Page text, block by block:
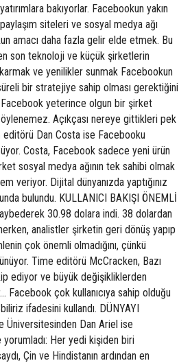
bakıyorlar. Facebookun yakın
siteleri ve sosyal medya ağı
amacı daha fazla gelir elde etmek. Bu
son teknoloji ve küçük şirketlerin
ve yenilikler sunmak Facebookun
bir stratejiye sahip olması gerektiğini
yeterince olgun bir şirket
Açıkçası nereye gittikleri pek
Dan Costa ise Facebooku
Costa, Facebook sadece yeni ürün
sosyal medya ağının tek sahibi olmak
veriyor. Dijital dünyanızda yaptığınız
bulundu. KULLANICI BAKIŞI ÖNEMLİ
30.98 dolara indi. 38 dolardan
analistler şirketin geri dönüş yapıp
çok önemli olmadığını, çünkü
Time editörü McCracken, Bazı
ediyor ve büyük değişikliklerden
Facebook çok kullanıcıya sahip olduğu
ifadesini kullandı. DÜNYAYI
Üniversitesinden Dan Ariel ise
Her yedi kişiden biri
Çin ve Hindistanın ardından en